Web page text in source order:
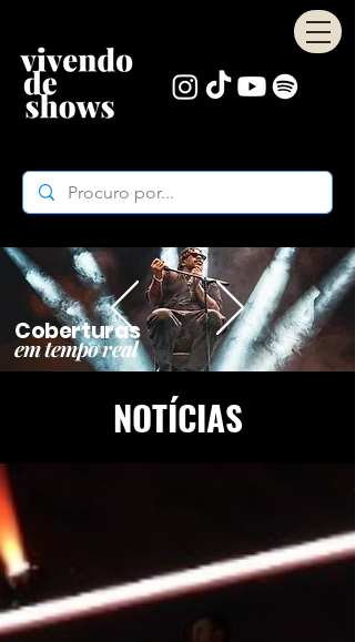
Coberturas
em tempo real
NOTÍCIAS